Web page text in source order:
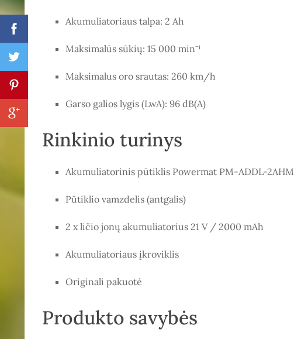
Akumuliatoriaus talpa: 2 Ah
Maksimalūs sūkių: 15 000 min⁻¹
Maksimalus oro srautas: 260 km/h
Garso galios lygis (LwA): 96 dB(A)
Rinkinio turinys
Akumuliatorinis pūtiklis Powermat PM-ADDL-2AHM
Pūtiklio vamzdelis (antgalis)
2 x ličio jonų akumuliatorius 21 V / 2000 mAh
Akumuliatoriaus įkroviklis
Originali pakuotė
Produkto savybės